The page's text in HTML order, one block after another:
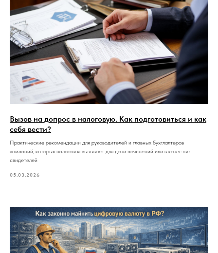
Вызов на допрос в налоговую. Как подготовиться и как
себя вести?
Практические рекомендации для руководителей и главных бухглалтеров
компаний, которых налоговая вызывает для дачи пояснений или в качестве
свидетелей
05.03.2026